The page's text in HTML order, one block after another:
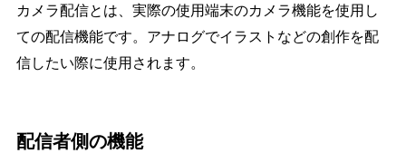
カメラ配信とは、実際の使用端末のカメラ機能を使用し
ての配信機能です。アナログでイラストなどの創作を配
信したい際に使用されます。
配信者側の機能